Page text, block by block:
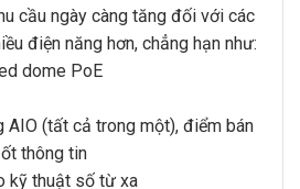
cầu ngày càng tăng đối với các
điện năng hơn, chẳng hạn như:
dome PoE
AIO (tất cả trong một), điểm bán
thông tin
kỹ thuật số từ xa